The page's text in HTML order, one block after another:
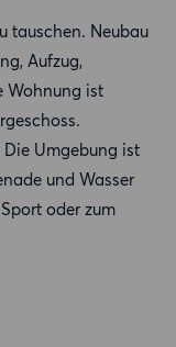
tauschen. Neubau
Aufzug,
Wohnung ist
Die Umgebung ist
und Wasser
oder zum